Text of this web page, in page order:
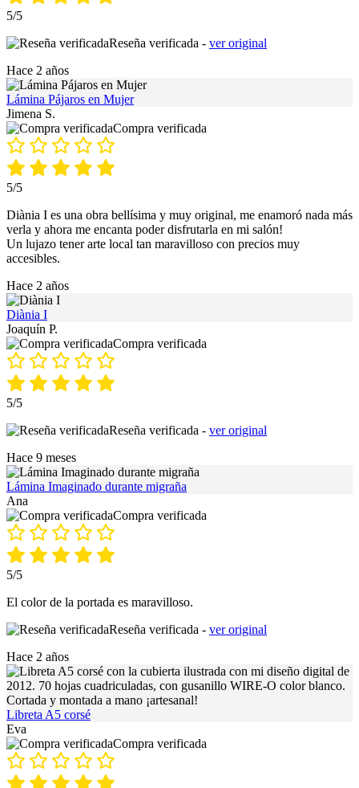
5/5
Reseña verificada - ver original
Hace 2 años
Lámina Pájaros en Mujer
Jimena S.
Compra verificada
5/5
Diània I es una obra bellísima y muy original, me enamoró nada más
verla y ahora me encanta poder disfrutarla en mi salón!
Un lujazo tener arte local tan maravilloso con precios muy
accesibles.
Hace 2 años
Diània I
Joaquín P.
Compra verificada
5/5
Reseña verificada - ver original
Hace 9 meses
Lámina Imaginado durante migraña
Ana
Compra verificada
5/5
El color de la portada es maravilloso.
Reseña verificada - ver original
Hace 2 años
Libreta A5 corsé
Eva
Compra verificada